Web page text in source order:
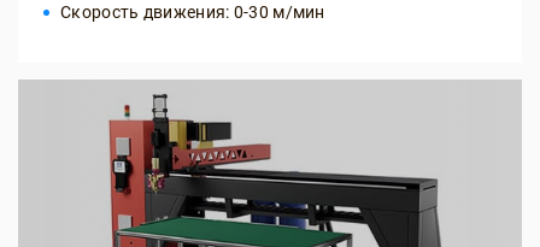
Скорость движения: 0-30 м/мин